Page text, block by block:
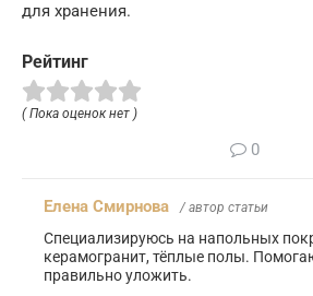
для хранения.
Рейтинг
( Пока оценок нет )
0
Елена Смирнова / автор статьи
Специализируюсь на напольных
керамогранит, тёплые полы.
правильно уложить.